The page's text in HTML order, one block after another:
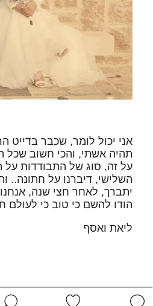
אני יכול לומר, שכבר בדייט
תהיה אשתי, והכי חשוב שכל
על זה, סוג של התבודדות על
השלישי, דיברנו על חתונה..
יתברך, לאחר חצי שנה,
הודו להשם כי טוב כי לעולם
ליאת ואסף